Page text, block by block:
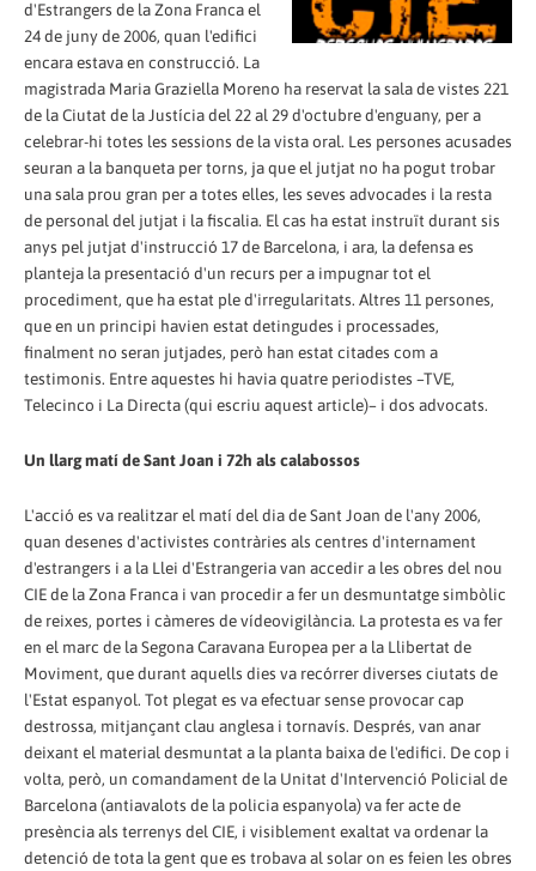
d'Estrangers de la Zona Franca el
24 de juny de 2006, quan l'edifici
encara estava en construcció. La
magistrada Maria Graziella Moreno ha reservat la sala de vistes 221
de la Ciutat de la Justícia del 22 al 29 d'octubre d'enguany, per a
celebrar-hi totes les sessions de la vista oral. Les persones acusades
seuran a la banqueta per torns, ja que el jutjat no ha pogut trobar
una sala prou gran per a totes elles, les seves advocades i la resta
de personal del jutjat i la fiscalia. El cas ha estat instruït durant sis
anys pel jutjat d'instrucció 17 de Barcelona, i ara, la defensa es
planteja la presentació d'un recurs per a impugnar tot el
procediment, que ha estat ple d'irregularitats. Altres 11 persones,
que en un principi havien estat detingudes i processades,
finalment no seran jutjades, però han estat citades com a
testimonis. Entre aquestes hi havia quatre periodistes –TVE,
Telecinco i La Directa (qui escriu aquest article)– i dos advocats.
Un llarg matí de Sant Joan i 72h als calabossos
L'acció es va realitzar el matí del dia de Sant Joan de l'any 2006,
quan desenes d'activistes contràries als centres d'internament
d'estrangers i a la Llei d'Estrangeria van accedir a les obres del nou
CIE de la Zona Franca i van procedir a fer un desmuntatge simbòlic
de reixes, portes i càmeres de vídeovigilància. La protesta es va fer
en el marc de la Segona Caravana Europea per a la Llibertat de
Moviment, que durant aquells dies va recórrer diverses ciutats de
l'Estat espanyol. Tot plegat es va efectuar sense provocar cap
destrossa, mitjançant clau anglesa i tornavís. Després, van anar
deixant el material desmuntat a la planta baixa de l'edifici. De cop i
volta, però, un comandament de la Unitat d'Intervenció Policial de
Barcelona (antiavalots de la policia espanyola) va fer acte de
presència als terrenys del CIE, i visiblement exaltat va ordenar la
detenció de tota la gent que es trobava al solar on es feien les obres